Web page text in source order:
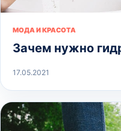
МОДА И КРАСОТА
Зачем нужно
17.05.2021